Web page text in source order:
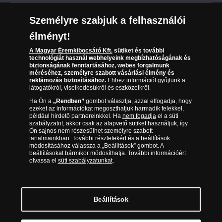
Kézbesítés
Reklamáció
Visszaküldés
Elállási űrlap
Karrier
Sütik (cookies) használata
Süti (cookies)Beállítások
Társaságunkról
Az érmék és érmek ára és értéke
Gyakran ismételt kérdések
Adatkezelés
06 80 888 889
(díjmentesen hívható hétfőtől csütörtökig 9.00 és 17.00
óra között, péntekenként 9.00 és 15.00 óra között)
Magyar Éremkibocsátó Kft. 1134 Budapest, Váci út 33. Cégjegyzékszám: 01-09-
957944, Adószám: 23275395-2-41 A Társaság a Magyar Kereskedelmi
Személyre szabjuk a felhasználói
élményt!
A Magyar Éremkibocsátó Kft.sütiket és további
technológiát használ webhelyeink megbízhatóságának és
biztonságának fenntartásához, webes forgalmunk
méréséhez, személyre szabott vásárlási élmény és
reklámozás biztosításához.Ehhez információt gyűjtünk a
látogatókról, viselkedésükről és eszközeikről.
Ha Ön a „Rendben”gombot választja, azzal elfogadja, hogy
ezeket az információkat megoszthatjuk harmadik felekkel,
például hirdető partnereinkkel. Ha nem fogadjael a süti
szabályzatot, akkor csak az alapvető sütiket használjuk, így
Ön sajnos nem részesülhet személyre szabott
tartalmainkban. További részletekért és a beállítások
módosításához válassza a „Beállítások” gombot. A
beállításokat bármikor módosíthatja. További információért
olvassa el süti szabályzatunkat.
Beállítások